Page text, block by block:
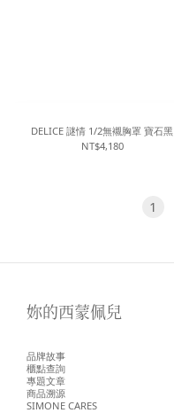
DELICE 謎情 1/2無襯胸罩 寶石黑
NT$4,180
1
妳的西蒙佩兒
品牌故事
櫃點查詢
專題文章
商品溯源
SIMONE CARES